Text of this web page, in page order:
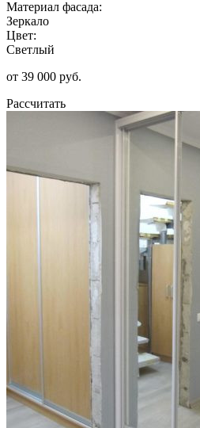
Материал фасада:
Зеркало
Цвет:
Светлый
от 39 000 руб.
Рассчитать